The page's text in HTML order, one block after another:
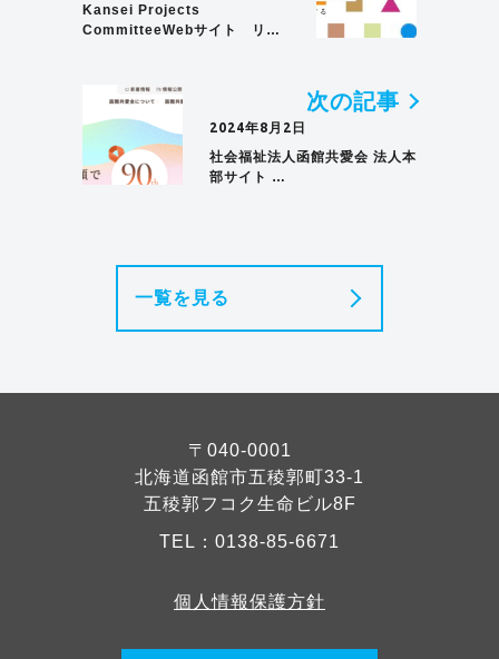
Kansei Projects
CommitteeWebサイト リ…
一覧を見る
次の記事
2024年8月2日
社会福祉法人函館共愛会 法人本
部サイト …
〒040-0001
北海道函館市五稜郭町33-1
五稜郭フコク生命ビル8F
TEL： 0138-85-6671
個人情報保護方針